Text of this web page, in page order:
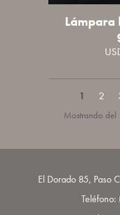
Lámpara
1 2
Mostrando
El Dorado 85, Paso
Teléfono: